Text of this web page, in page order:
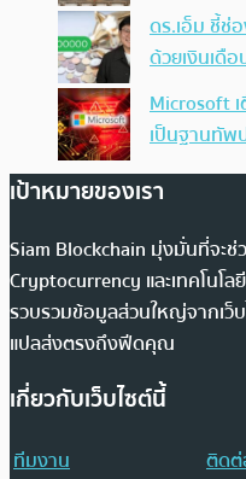
ดร.เอ็ม ชี้ช่
ด้วยเงินเดื
Microsoft
เป็นฐานทัพ
เป้าหมายของเรา
Siam Blockchain มุ่งมั่นที่จะช่
Cryptocurrency และเทคโนโ
รวบรวมข้อมูลส่วนใหญ่จากเว็บ
แปลส่งตรงถึงฟีดคุณ
เกี่ยวกับเว็บไซต์นี้
ทีมงาน
ติดต่